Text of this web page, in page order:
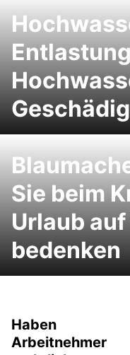
Sie beim
Urlaub
bedenken
Haben
Arbeitnehmer